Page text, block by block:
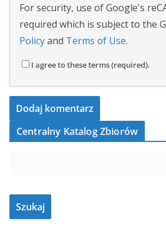
For security, use of Google's
required which is subject to the
Policyand Terms of Use.
I agree to these terms (required).
Centralny Katalog Zbiorów